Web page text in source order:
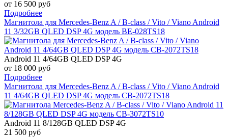
от 16 500 руб
Подробнее
Магнитола для Mercedes-Benz A / B-class / Vito / Viano Android
11 3/32GB QLED DSP 4G модель BE-028TS18
Android 11 4/64GB QLED DSP 4G
от 18 000 руб
Подробнее
Магнитола для Mercedes-Benz A / B-class / Vito / Viano Android
11 4/64GB QLED DSP 4G модель CB-2072TS18
Android 11 8/128GB QLED DSP 4G
21 500 руб